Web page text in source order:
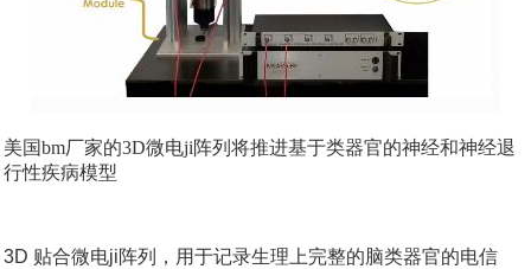
美国bm厂家的3D微电ji阵列将推进基于类器官的神经和神经退
行性疾病模型
3D 贴合微电ji阵列，用于记录生理上完整的脑类器官的电信